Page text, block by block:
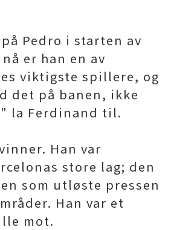
Pedro i starten av
er han en av
viktigste spillere, og
det på banen, ikke
la Ferdinand til.
Han var
store lag; den
som utløste pressen
Han var et
mot.